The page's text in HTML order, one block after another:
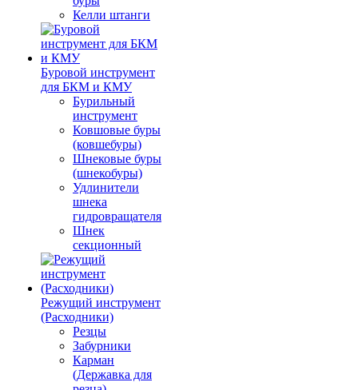
Келли штанги
Буровой инструмент
для БКМ и КМУ
Бурильный
инструмент
Ковшовые буры
(ковшебуры)
Шнековые буры
(шнекобуры)
Удлинители
шнека
гидровращателя
Шнек
секционный
Режущий инструмент
(Расходники)
Резцы
Забурники
Карман
(Державка для